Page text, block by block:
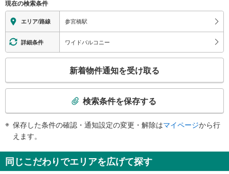
地上⇔改札⇔ホーム：○
エレベータ
・各ホーム⇔各改札
トイレ
《多機能トイレ》
現在の検索条件
エリア/路線 参宮橋駅
詳細条件 ワイドバルコニー
検
知
を
新着物件通知を受け取る
検索条件を保存する
保存した条件の確認・通知設定の変更・解除はマイページから行
えます。
同じこだわりでエリアを広げて探す